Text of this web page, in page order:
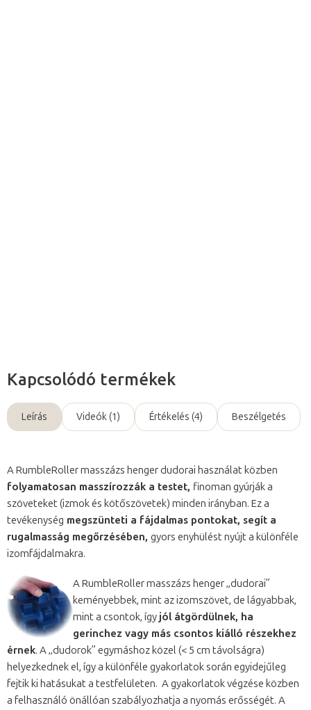
Kapcsolódó termékek
Leírás Videók (1) Értékelés (4) Beszélgetés
A RumbleRoller masszázs henger dudorai használat közben
folyamatosan masszírozzák a testet, finoman gyúrják a
szöveteket (izmok és kötőszövetek) minden irányban. Ez a
tevékenység megszünteti a fájdalmas pontokat, segít a
rugalmasság megőrzésében, gyors enyhülést nyújt a különféle
izomfájdalmakra.
A RumbleRoller masszázs henger „dudorai”
keményebbek, mint az izomszövet, de lágyabbak,
mint a csontok, így jól átgördülnek, ha
gerinchez vagy más csontos kiálló részekhez
érnek. A „dudorok” egymáshoz közel (< 5 cm távolságra)
helyezkednek el, így a különféle gyakorlatok során egyidejűleg
fejtik ki hatásukat a testfelületen. A gyakorlatok végzése közben
a felhasználó önállóan szabályozhatja a nyomás erősségét. A